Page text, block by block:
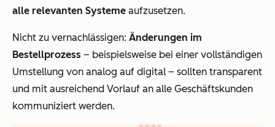
alle relevanten Systeme aufzusetzen.
Nicht zu vernachlässigen: Änderungen im
Bestellprozess – beispielsweise bei einer vollständigen
Umstellung von analog auf digital – sollten transparent
und mit ausreichend Vorlauf an alle Geschäftskunden
kommuniziert werden.